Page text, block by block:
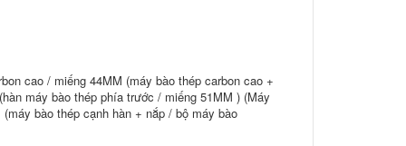
cao / miếng 44MM (máy bào thép carbon cao +
máy bào thép phía trước / miếng 51MM ) (Máy
bào thép cạnh hàn + nắp / bộ máy bào